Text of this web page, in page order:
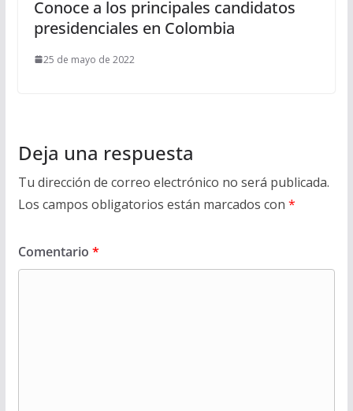
Conoce a los principales candidatos
presidenciales en Colombia
25 de mayo de 2022
Deja una respuesta
Tu dirección de correo electrónico no será publicada.
Los campos obligatorios están marcados con *
Comentario *